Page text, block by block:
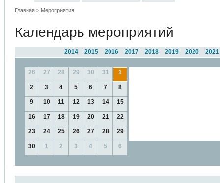
Главная > Мероприятия
Календарь мероприятий
2021
2020
2019
2018
2017
2016
2015
2014
26 27 28 29 30 31 1
2 3 4 5 6 7 8
9 10 11 12 13 14 15
16 17 18 19 20 21 22
23 24 25 26 27 28 29
30 1 2 3 4 5 6